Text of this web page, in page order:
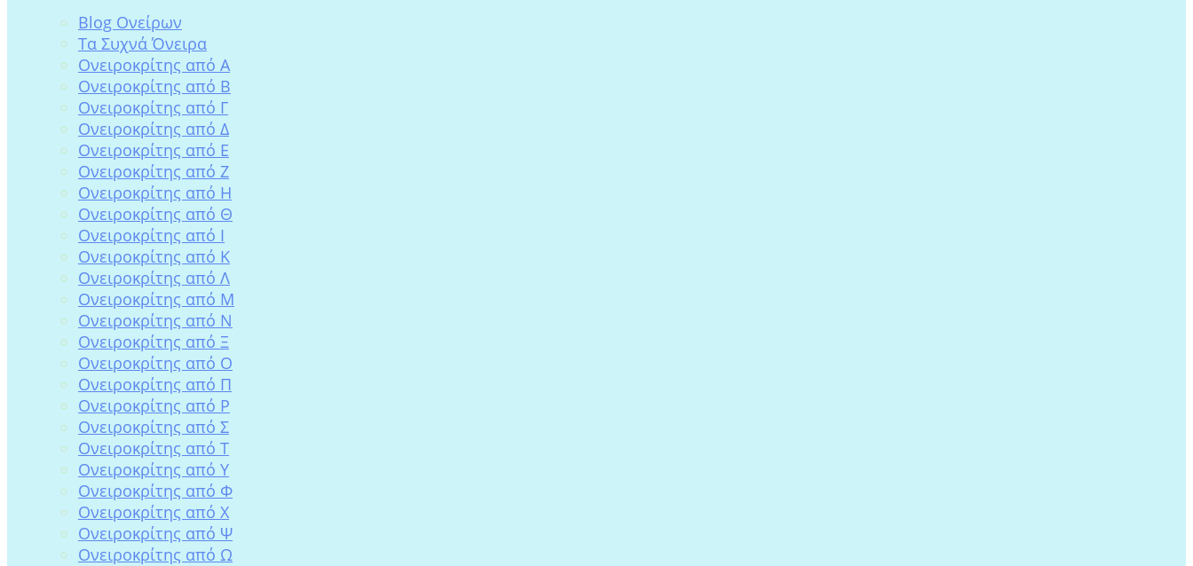
Blog Ονείρων
Tα Συχνά Όνειρα
Ονειροκρίτης από Α
Ονειροκρίτης από Β
Ονειροκρίτης από Γ
Ονειροκρίτης από Δ
Ονειροκρίτης από Ε
Ονειροκρίτης από Ζ
Ονειροκρίτης από Η
Ονειροκρίτης από Θ
Ονειροκρίτης από Ι
Ονειροκρίτης από Κ
Ονειροκρίτης από Λ
Ονειροκρίτης από Μ
Ονειροκρίτης από Ν
Ονειροκρίτης από Ξ
Ονειροκρίτης από Ο
Ονειροκρίτης από Π
Ονειροκρίτης από Ρ
Ονειροκρίτης από Σ
Ονειροκρίτης από Τ
Ονειροκρίτης από Υ
Ονειροκρίτης από Φ
Ονειροκρίτης από Χ
Ονειροκρίτης από Ψ
Ονειροκρίτης από Ω